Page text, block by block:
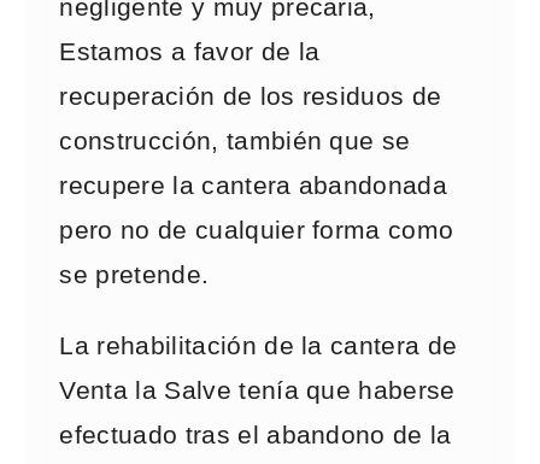
negligente y muy precaria,
Estamos a favor de la
recuperación de los residuos de
construcción, también que se
recupere la cantera abandonada
pero no de cualquier forma como
se pretende.
La rehabilitación de la cantera de
Venta la Salve tenía que haberse
efectuado tras el abandono de la